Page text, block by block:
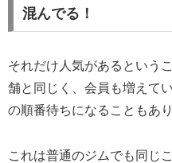
混んでる！
それだけ人気があるという
舗と同じく、会員も増えて
の順番待ちになることもあり
これは普通のジムでも同じ